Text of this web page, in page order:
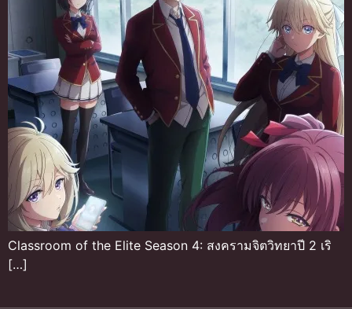
Classroom of the Elite Season 4: สงครามจิตวิทยาปี 2 เริ
[…]